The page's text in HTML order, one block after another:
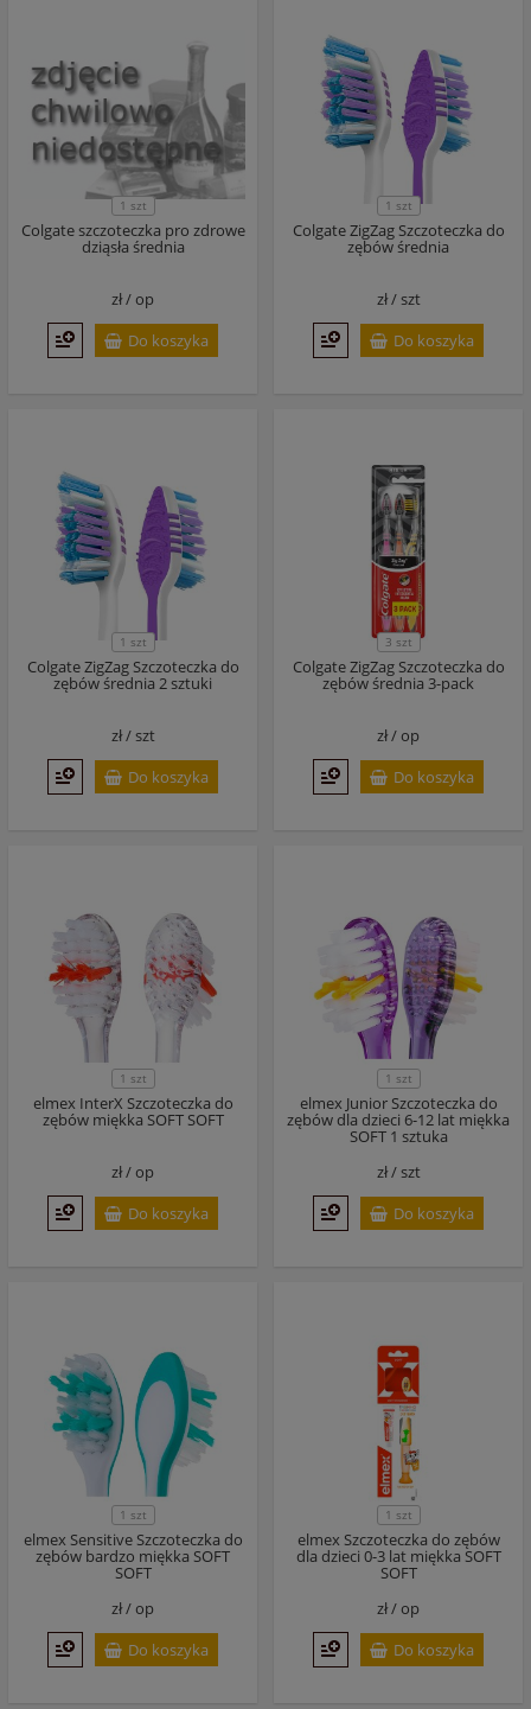
1 szt
Colgate szczoteczka pro zdrowe
dziąsła średnia
zł /op
Do koszyka
1 szt
Colgate ZigZag Szczoteczka do
zębów średnia
zł /szt
Do koszyka
1 szt
Colgate ZigZag Szczoteczka do
zębów średnia 2 sztuki
zł /szt
Do koszyka
3 szt
Colgate ZigZag Szczoteczka do
zębów średnia 3-pack
zł /op
Do koszyka
1 szt
elmex InterX Szczoteczka do
zębów miękka SOFT SOFT
zł /op
Do koszyka
1 szt
elmex Junior Szczoteczka do
zębów dla dzieci 6-12 lat miękka
SOFT 1 sztuka
zł /szt
Do koszyka
1 szt
elmex Sensitive Szczoteczka do
zębów bardzo miękka SOFT
SOFT
zł /op
Do koszyka
1 szt
elmex Szczoteczka do zębów
dla dzieci 0-3 lat miękka SOFT
SOFT
zł /op
Do koszyka